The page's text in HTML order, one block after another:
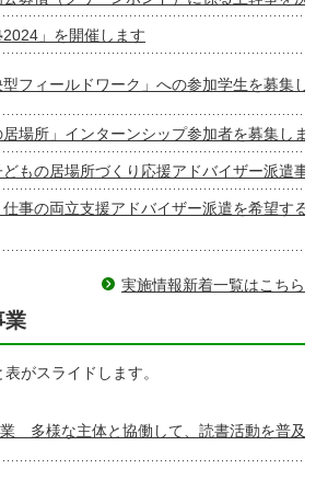
2024」を開催します
型フィールドワーク」への参加学生を募集し
場所」インターンシップ参加者を募集しま
もの居場所づくり応援アドバイザー派遣事
事の両立支援アドバイザー派遣を希望する
実施情報新着一覧はこちら
業
がスライドします。
多様な主体と協働して、読書活動を普及